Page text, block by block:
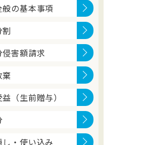
の基本事項
害額請求
棄
（生前贈与）
・使い込み